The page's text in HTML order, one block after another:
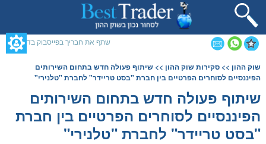
אינטרנט,
לחץ
מרכזי
שתף את חבריך בפייסבוק בדף זה
המרכזי,
באפשרותך
אנטר
כדי
לדלג
לאזור
שוק ההון >> סקירות שוק ההון >> שיתוף פעולה חדש בתחום השירותים
הפיננסיים לסוחרים הפרטיים בין חברת "בסט טריידר" לחברת "טלנירי"
שיתוף פעולה חדש בתחום השירותים
הפיננסיים לסוחרים הפרטיים בין חברת
"בסט טריידר" לחברת "טלנירי"